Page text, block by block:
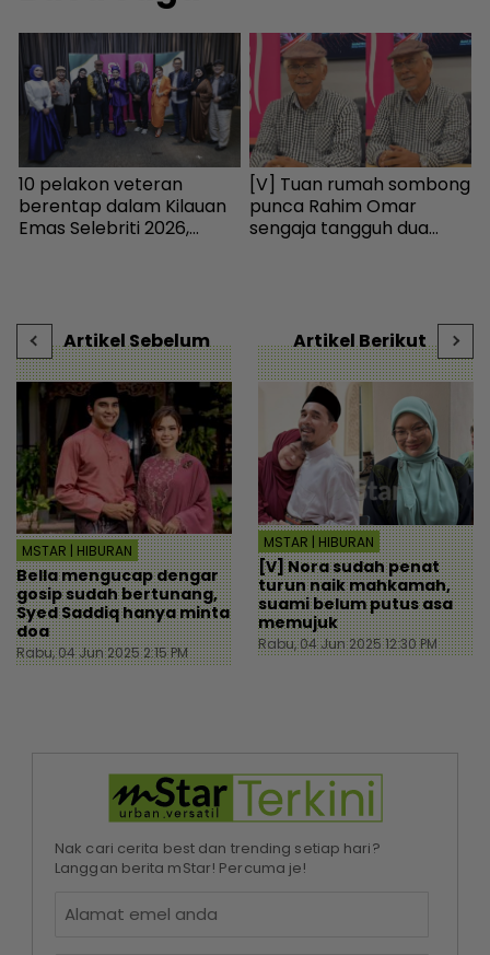
10 pelakon veteran
berentap dalam Kilauan
Emas Selebriti 2026,
[V] Tuan rumah sombong
punca Rahim Omar
sengaja tangguh dua
Artikel Sebelum
MSTAR | HIBURAN
Bella mengucap dengar
gosip sudah bertunang,
Syed Saddiq hanya minta
doa
Rabu, 04 Jun 2025 2:15 PM
Artikel Berikut
MSTAR | HIBURAN
[V] Nora sudah penat
turun naik mahkamah,
suami belum putus asa
memujuk
Rabu, 04 Jun 2025 12:30 PM
Nak cari cerita best dan trending setiap hari?
Langgan berita mStar! Percuma je!